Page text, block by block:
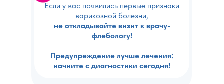
Если у вас появились первые признаки
варикозной болезни,
не откладывайте визит к врачу-
флебологу!
Предупреждение лучше лечения:
начните с диагностики сегодня!